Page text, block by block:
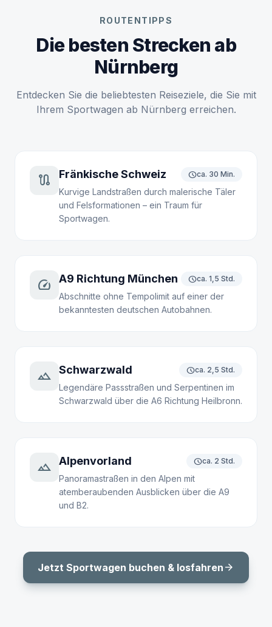
ROUTENTIPPS
Die besten Strecken ab
Nürnberg
Entdecken Sie die beliebtesten Reiseziele, die Sie mit
Ihrem Sportwagen ab Nürnberg erreichen.
route Fränkische Schweiz scheduleca. 30 Min.
Kurvige Landstraßen durch malerische Täler
und Felsformationen – ein Traum für
Sportwagen.
speed A9 Richtung München scheduleca. 1,5 Std.
Abschnitte ohne Tempolimit auf einer der
bekanntesten deutschen Autobahnen.
landscape Schwarzwald scheduleca. 2,5 Std.
Legendäre Passstraßen und Serpentinen im
Schwarzwald über die A6 Richtung Heilbronn.
terrain Alpenvorland scheduleca. 2 Std.
Panoramastraßen in den Alpen mit
atemberaubenden Ausblicken über die A9
und B2.
Jetzt Sportwagen buchen & losfahren arrow_forward